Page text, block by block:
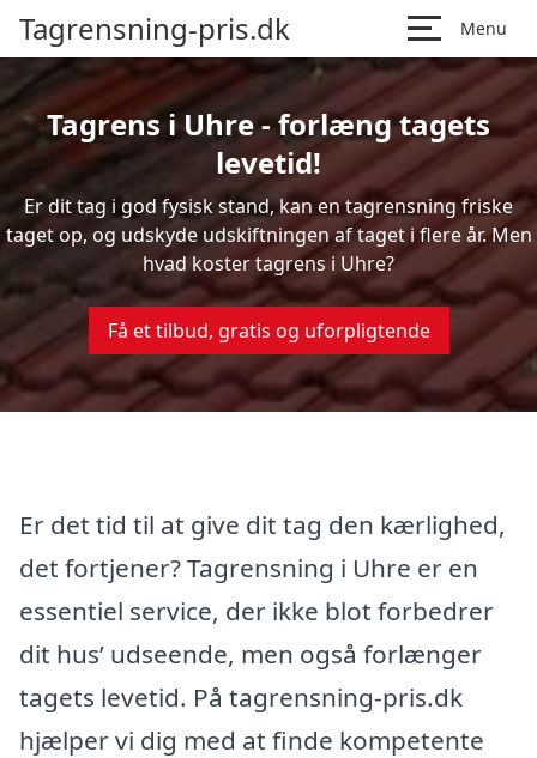
Tagrensning-pris.dk Menu
Tagrens i Uhre - forlæng tagets
levetid!
Er dit tag i god fysisk stand, kan en tagrensning friske
taget op, og udskyde udskiftningen af taget i flere år. Men
hvad koster tagrens i Uhre?
Få et tilbud, gratis og uforpligtende
Er det tid til at give dit tag den kærlighed,
det fortjener? Tagrensning i Uhre er en
essentiel service, der ikke blot forbedrer
dit hus’ udseende, men også forlænger
tagets levetid. På tagrensning-pris.dk
hjælper vi dig med at finde kompetente